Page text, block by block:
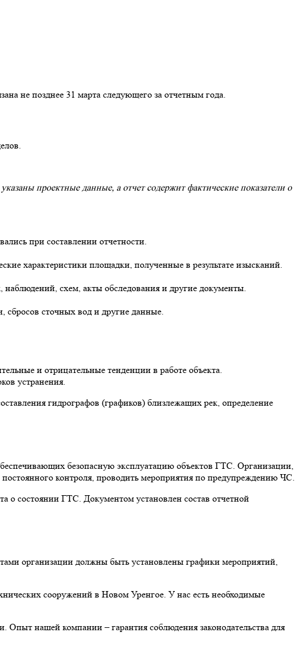
не позднее 31 марта следующего за отчетным года.
проектные данные, а отчет содержит фактические показатели о
при составлении отчетности.
характеристики площадки, полученные в результате изысканий.
схем, акты обследования и другие документы.
сточных вод и другие данные.
и отрицательные тенденции в работе объекта.
устранения.
гидрографов (графиков) близлежащих рек, определение
безопасную эксплуатацию объектов ГТС. Организации,
контроля, проводить мероприятия по предупреждению ЧС.
о состоянии ГТС. Документом установлен состав отчетной
организации должны быть установлены графики мероприятий,
сооружений в Новом Уренгое. У нас есть необходимые
Опыт нашей компании – гарантия соблюдения законодательства для